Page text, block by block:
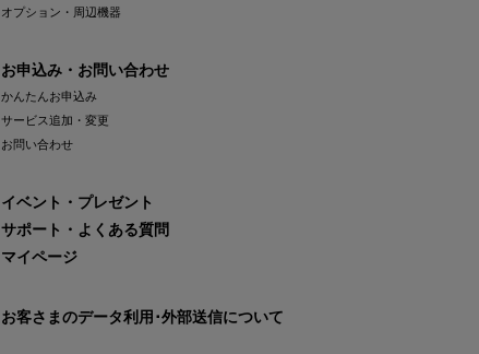
オプション・周辺機器
お申込み・お問い合わせ
かんたんお申込み
サービス追加・変更
お問い合わせ
イベント・プレゼント
サポート・よくある質問
マイページ
お客さまのデータ利用･外部送信について